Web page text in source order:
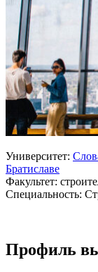
Университет:
Братиславе
Факультет:
Специальность:
Профиль